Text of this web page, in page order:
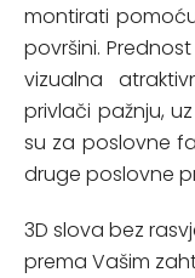
montirati
površini.
vizualna
privlači pažnju,
su za poslovne
druge poslovne
3D slova bez
prema Vašim